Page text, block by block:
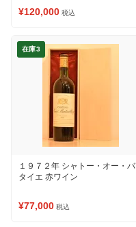
¥120,000 税込
在庫3
１９７２年 シャトー・オー・バ
タイエ 赤ワイン
¥77,000 税込